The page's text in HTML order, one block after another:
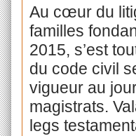
Au cœur du
familles
2015, s’est
du code civil
vigueur au
magistrats.
legs